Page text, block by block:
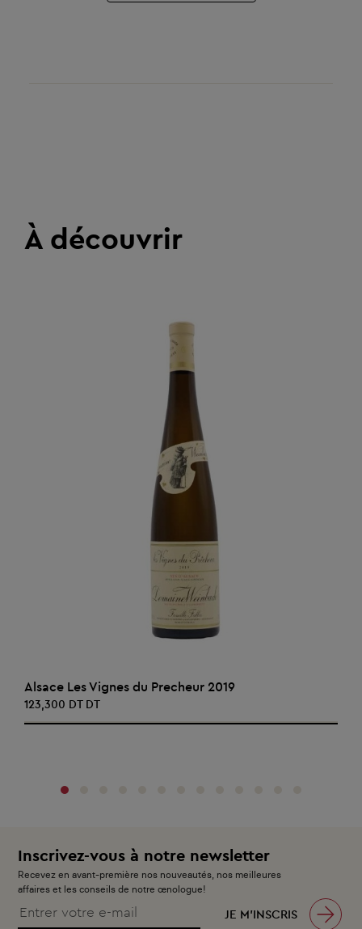
À découvrir
AJOUTER AU PANIER
Alsace Les Vignes du Precheur 2019
123,300 DT DT
Inscrivez-vous à notre newsletter
Recevez en avant-première nos nouveautés, nos meilleures
affaires et les conseils de notre œnologue!
JE M’INSCRIS